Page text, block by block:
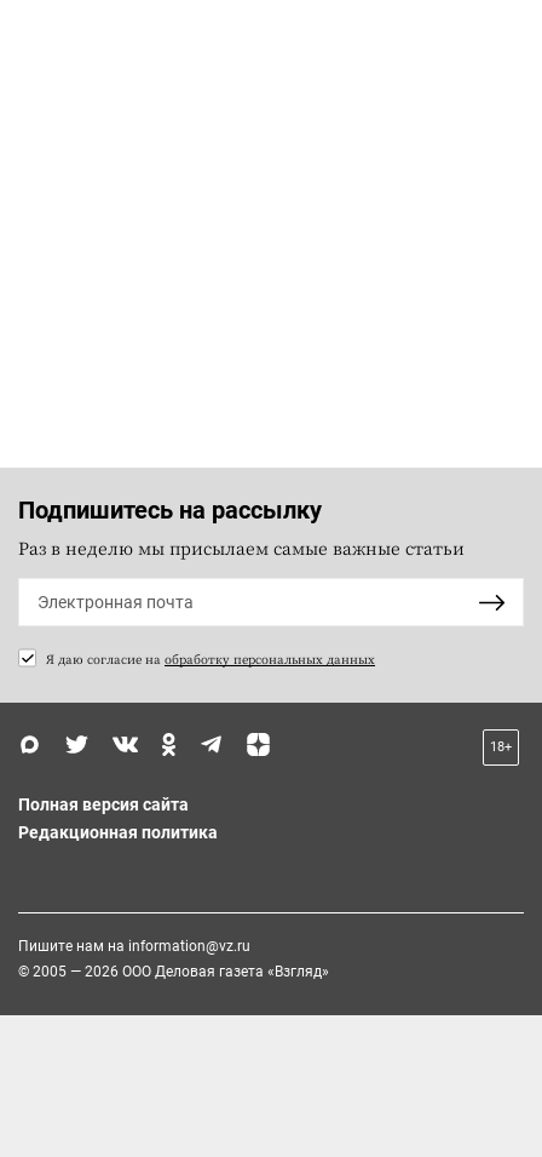
Подпишитесь на рассылку
Раз в неделю мы присылаем самые важные статьи
Я даю согласие на обработку персональных данных
18+
Полная версия сайта
Редакционная политика
Пишите нам на information@vz.ru
© 2005 — 2026 ООО Деловая газета «Взгляд»